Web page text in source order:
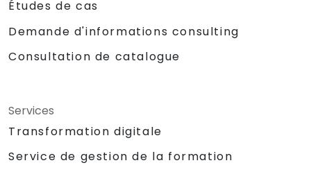
Études de cas
Demande d'informations consulting
Consultation de catalogue
Services
Transformation digitale
Service de gestion de la formation